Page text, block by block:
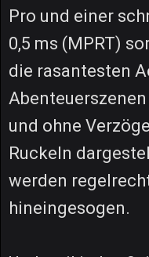
Pro und einer
0,5 ms (MPRT)
die rasantesten
und ohne
Ruckeln
werden
hineingesogen.